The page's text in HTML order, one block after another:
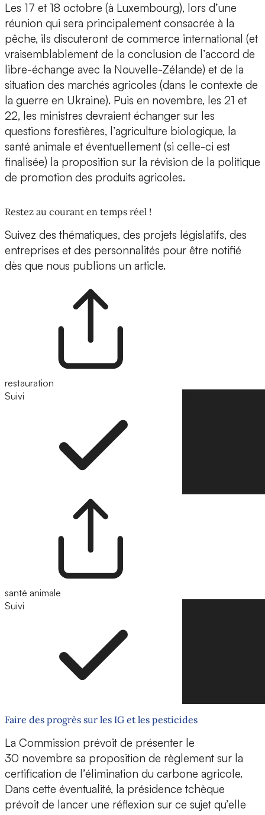
Les 17 et 18 octobre (à Luxembourg), lors d’une
réunion qui sera principalement consacrée à la
pêche, ils discuteront de commerce international (et
vraisemblablement de la conclusion de l’accord de
libre-échange avec la Nouvelle-Zélande) et de la
situation des marchés agricoles (dans le contexte de
la guerre en Ukraine). Puis en novembre, les 21 et
22, les ministres devraient échanger sur les
questions forestières, l’agriculture biologique, la
santé animale et éventuellement (si celle-ci est
finalisée) la proposition sur la révision de la politique
de promotion des produits agricoles.
Restez au courant en temps réel !
Suivez des thématiques, des projets législatifs, des
entreprises et des personnalités pour être notifié
dès que nous publions un article.
restauration
Suivi
santé animale
Suivi
Faire des progrès sur les IG et les pesticides
La Commission prévoit de présenter le
30 novembre sa proposition de règlement sur la
certification de l’élimination du carbone agricole.
Dans cette éventualité, la présidence tchèque
prévoit de lancer une réflexion sur ce sujet qu’elle